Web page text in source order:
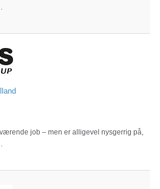
job – men er alligevel nysgerrig på,